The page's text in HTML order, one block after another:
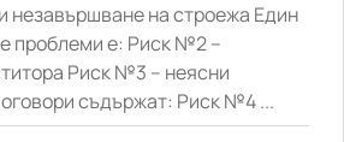
незавършване на строежа Един
проблеми е: Риск №2 –
Риск №3 – неясни
съдържат: Риск №4 ...